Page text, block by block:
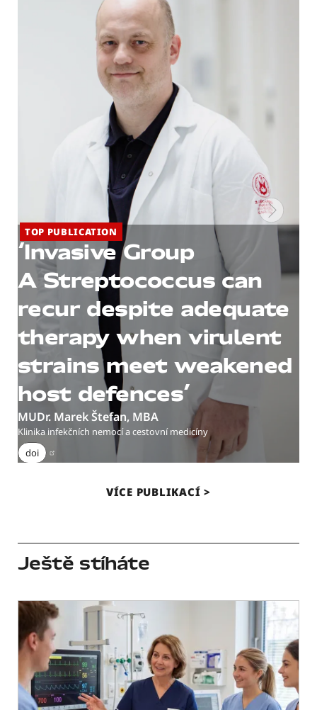
TOP PUBLICATION
‘Invasive Group
A Streptococcus can
recur despite adequate
therapy when virulent
strains meet weakened
host defences’
MUDr. Marek Štefan, MBA
Klinika infekčních nemocí a cestovní medicíny
doi
VÍCE PUBLIKACÍ
Ještě stíháte